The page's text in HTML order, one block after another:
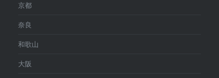
京都
奈良
和歌山
大阪